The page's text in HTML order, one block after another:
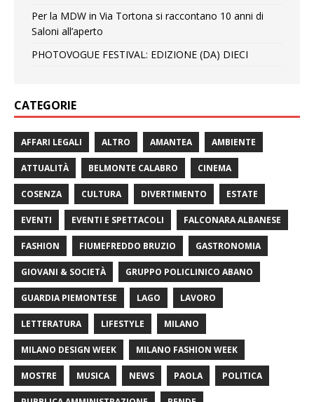
Per la MDW in Via Tortona si raccontano 10 anni di
Saloni all’aperto
PHOTOVOGUE FESTIVAL: EDIZIONE (DA) DIECI
CATEGORIE
AFFARI LEGALI ALTRO AMANTEA AMBIENTE
ATTUALITÀ BELMONTE CALABRO CINEMA
COSENZA CULTURA DIVERTIMENTO ESTATE
EVENTI EVENTI E SPETTACOLI FALCONARA ALBANESE
FASHION FIUMEFREDDO BRUZIO GASTRONOMIA
GIOVANI & SOCIETÀ GRUPPO POLICLINICO ABANO
GUARDIA PIEMONTESE LAGO LAVORO
LETTERATURA LIFESTYLE MILANO
MILANO DESIGN WEEK MILANO FASHION WEEK
MOSTRE MUSICA NEWS PAOLA POLITICA